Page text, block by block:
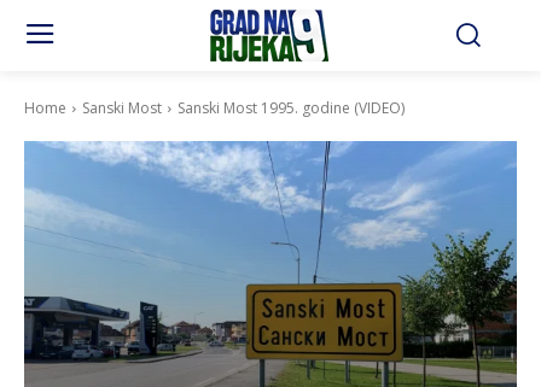
Home Sanski Most Sanski Most 1995. godine (VIDEO)